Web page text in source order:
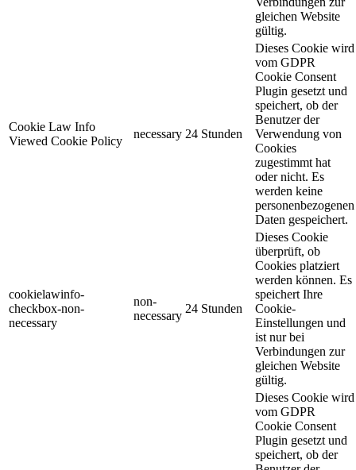
gleichen Website
gültig.
Cookie Law Info
Viewed Cookie Policy
necessary 24 Stunden
Dieses Cookie wird
vom GDPR
Cookie Consent
Plugin gesetzt und
speichert, ob der
Benutzer der
Verwendung von
Cookies
zugestimmt hat
oder nicht. Es
werden keine
personenbezogenen
Daten gespeichert.
cookielawinfo-
checkbox-non-
necessary
non-
necessary
24 Stunden
Dieses Cookie
überprüft, ob
Cookies platziert
werden können. Es
speichert Ihre
Cookie-
Einstellungen und
ist nur bei
Verbindungen zur
gleichen Website
gültig.
Dieses Cookie wird
vom GDPR
Cookie Consent
Plugin gesetzt und
speichert, ob der